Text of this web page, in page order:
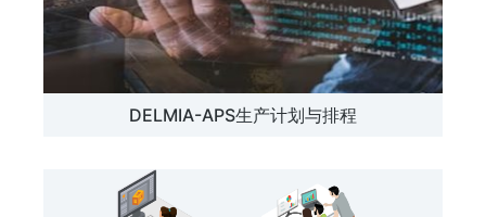
DELMIA-APS生产计划与排程